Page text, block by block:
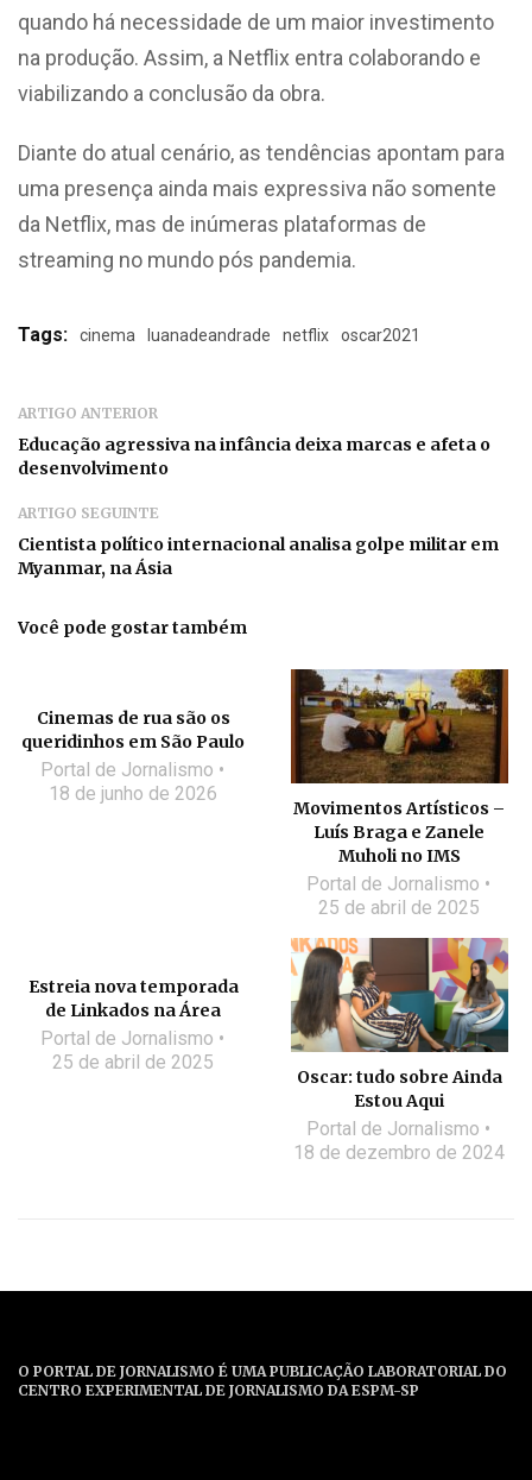
quando há necessidade de um maior investimento
na produção. Assim, a Netflix entra colaborando e
viabilizando a conclusão da obra.
Diante do atual cenário, as tendências apontam para
uma presença ainda mais expressiva não somente
da Netflix, mas de inúmeras plataformas de
streaming no mundo pós pandemia.
Tags: cinema luanadeandrade netflix oscar2021
ARTIGO ANTERIOR
Educação agressiva na infância deixa marcas e afeta o
desenvolvimento
ARTIGO SEGUINTE
Cientista político internacional analisa golpe militar em
Myanmar, na Ásia
Você pode gostar também
Cinemas de rua são os
queridinhos em São Paulo
Portal de Jornalismo
18 de junho de 2026
Movimentos Artísticos –
Luís Braga e Zanele
Muholi no IMS
Portal de Jornalismo
25 de abril de 2025
Estreia nova temporada
de Linkados na Área
Portal de Jornalismo
25 de abril de 2025
Oscar: tudo sobre Ainda
Estou Aqui
Portal de Jornalismo
18 de dezembro de 2024
O PORTAL DE JORNALISMO É UMA PUBLICAÇÃO LABORATORIAL DO
CENTRO EXPERIMENTAL DE JORNALISMO DA ESPM-SP